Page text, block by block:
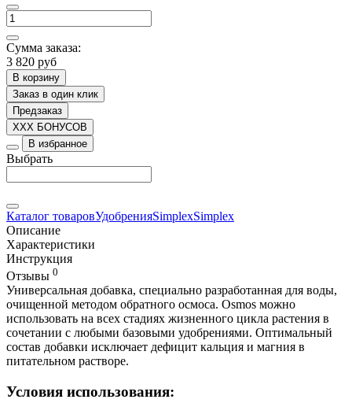
Сумма заказа:
3 820 руб
В корзину
Заказ в один клик
Предзаказ
XXX БОНУСОВ
В избранное
Выбрать
Каталог товаровУдобренияSimplexSimplex
Описание
Характеристики
Инструкция
Отзывы 0
Универсальная добавка, специально разработанная для воды,
очищенной методом обратного осмоса. Osmos можно
использовать на всех стадиях жизненного цикла растения в
сочетании с любыми базовыми удобрениями. Оптимальный
состав добавки исключает дефицит кальция и магния в
питательном растворе.
Условия использования: